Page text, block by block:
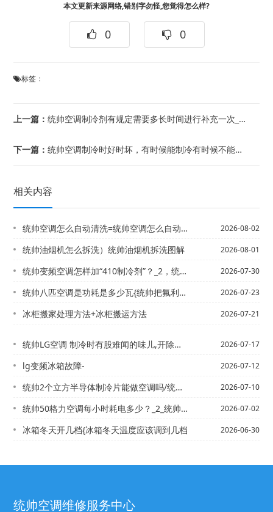
本文更新来源网络,错别字勿怪,您觉得怎么样?
0 0
标签：
上一篇：统帅空调制冷剂有规定需要多长时间进行补充一次_4@统帅空调制冷剂有几种_160
下一篇：统帅空调制冷时好时坏，有时候能制冷有时候不能制冷，怎么了回事？_1%统帅空调制冷...
相关内容
统帅空调怎么自动清洗=统帅空调怎么自动清洗图解 2026-08-02
统帅油烟机怎么拆洗）统帅油烟机拆洗图解 2026-08-01
统帅变频空调怎样加“410制冷剂”？_2，统帅变频空调怎样设置才能得到省电效果 2026-07-30
统帅八匹空调是功耗是多少瓦{统帅把氟利昂直接加入水里，可以让其冷却吗 2026-07-23
冰柜搬家处理方法+冰柜搬运方法 2026-07-21
统帅LG空调 制冷时有股难闻的味儿,开除湿就没味道,不知道哪里坏了-*LG空调没... 2026-07-17
lg变频冰箱故障- 2026-07-12
统帅2个立方半导体制冷片能做空调吗/统帅2匹的变频空调和定频空调在20平米的房间... 2026-07-10
统帅50格力空调每小时耗电多少？_2_统帅50机的空调1小时用多少度电呢 这和型... 2026-07-02
冰箱冬天开几档{冰箱冬天温度应该调到几档 2026-06-30
统帅空调维修服务中心